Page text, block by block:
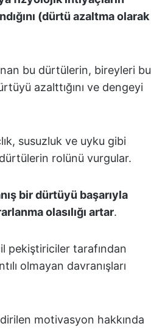
(dürtü azaltma olarak
bu dürtülerin, bireyleri bu
azalttığını ve dengeyi
susuzluk ve uyku gibi
rolünü vurgular.
bir dürtüyü başarıyla
olasılığı artar.
pekiştiriciler tarafından
olmayan davranışları
motivasyon hakkında